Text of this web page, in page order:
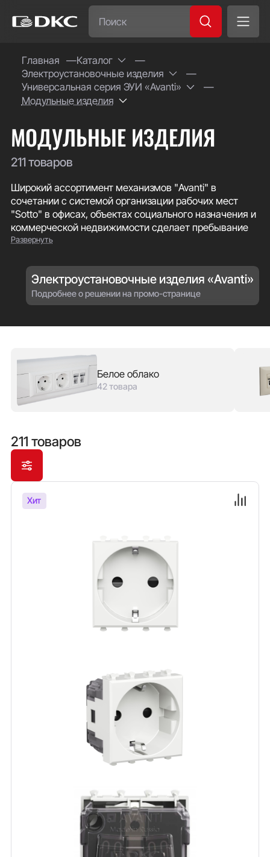
Главная
Каталог
Электроустановочные изделия
Универсальная серия ЭУИ «Avanti»
Модульные изделия
МОДУЛЬНЫЕ ИЗДЕЛИЯ
211 товаров
Широкий ассортимент механизмов "Avanti" в
сочетании с системой организации рабочих мест
"Sotto" в офисах, объектах социального назначения и
коммерческой недвижимости сделает пребывание
на рабочем месте комфортным и безопасным, а
Развернуть
Электроустановочные изделия «Avanti»
Подробнее о решении на промо-странице
Белое облако
42 товара
211 товаров
Хит
Часто ищут:
Специсполнение